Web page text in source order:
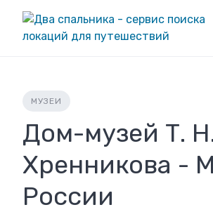
content
МУЗЕИ
Дом-музей Т.
Хренникова -
России